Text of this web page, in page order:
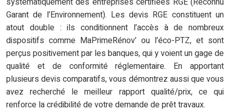
Garant de l’Environnement). Les devis RGE constituent un
atout double : ils conditionnent l’accès à de nombreux
dispositifs comme MaPrimeRénov’ ou l’éco-PTZ, et sont
perçus positivement par les banques, qui y voient un gage de
qualité et de conformité réglementaire. En apportant
plusieurs devis comparatifs, vous démontrez aussi que vous
avez recherché le meilleur rapport qualité/prix, ce qui
renforce la crédibilité de votre demande de prêt travaux.